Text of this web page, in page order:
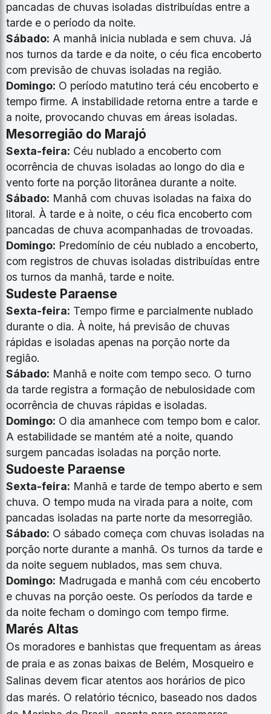
pancadas de chuvas isoladas distribuídas entre a
tarde e o período da noite.
Sábado: A manhã inicia nublada e sem chuva. Já
nos turnos da tarde e da noite, o céu fica encoberto
com previsão de chuvas isoladas na região.
Domingo: O período matutino terá céu encoberto e
tempo firme. A instabilidade retorna entre a tarde e
a noite, provocando chuvas em áreas isoladas.
Mesorregião do Marajó
Sexta-feira: Céu nublado a encoberto com
ocorrência de chuvas isoladas ao longo do dia e
vento forte na porção litorânea durante a noite.
Sábado: Manhã com chuvas isoladas na faixa do
litoral. À tarde e à noite, o céu fica encoberto com
pancadas de chuva acompanhadas de trovoadas.
Domingo: Predomínio de céu nublado a encoberto,
com registros de chuvas isoladas distribuídas entre
os turnos da manhã, tarde e noite.
Sudeste Paraense
Sexta-feira: Tempo firme e parcialmente nublado
durante o dia. À noite, há previsão de chuvas
rápidas e isoladas apenas na porção norte da
região.
Sábado: Manhã e noite com tempo seco. O turno
da tarde registra a formação de nebulosidade com
ocorrência de chuvas rápidas e isoladas.
Domingo: O dia amanhece com tempo bom e calor.
A estabilidade se mantém até a noite, quando
surgem pancadas isoladas na porção norte.
Sudoeste Paraense
Sexta-feira: Manhã e tarde de tempo aberto e sem
chuva. O tempo muda na virada para a noite, com
pancadas isoladas na parte norte da mesorregião.
Sábado: O sábado começa com chuvas isoladas na
porção norte durante a manhã. Os turnos da tarde e
da noite seguem nublados, mas sem chuva.
Domingo: Madrugada e manhã com céu encoberto
e chuvas na porção oeste. Os períodos da tarde e
da noite fecham o domingo com tempo firme.
Marés Altas
Os moradores e banhistas que frequentam as áreas
de praia e as zonas baixas de Belém, Mosqueiro e
Salinas devem ficar atentos aos horários de pico
das marés. O relatório técnico, baseado nos dados